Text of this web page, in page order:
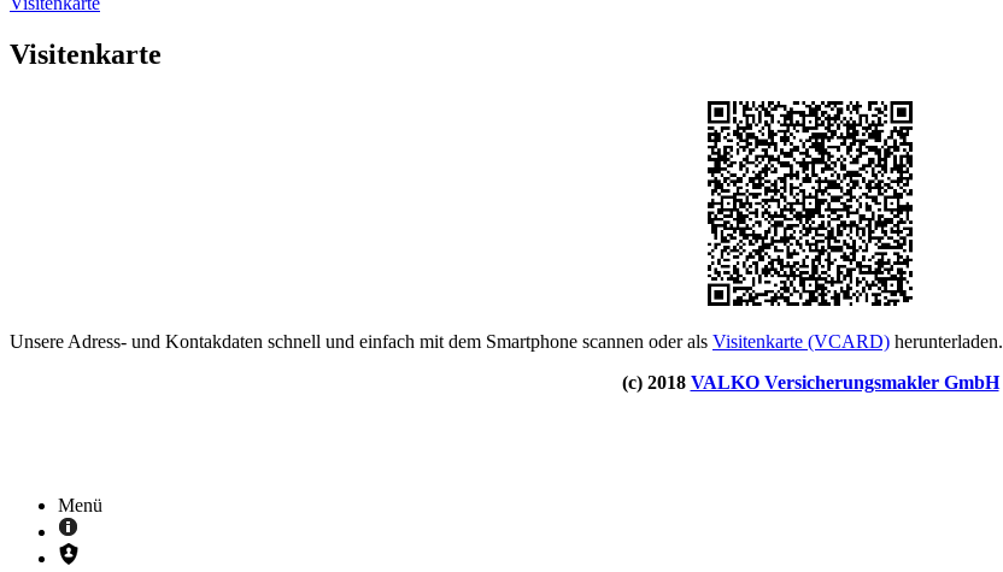
Visitenkarte
Unsere Adress- und Kontakdaten schnell und einfach mit dem Smartphone scannen oder als Visitenkarte (VCARD) herunterladen.
(c) 2018 VALKO Versicherungsmakler GmbH
Menü